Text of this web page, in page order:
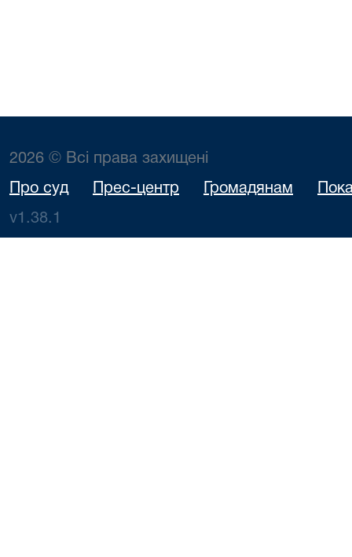
2026 © Всі права захищені
Про суд Прес-центр Громадянам
v1.38.1